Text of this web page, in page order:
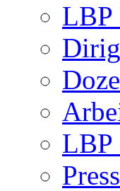
LBP
LBP